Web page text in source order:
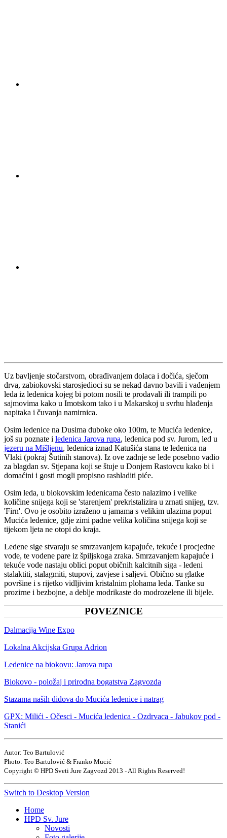
Uz bavljenje stočarstvom, obrađivanjem dolaca i dočića, sječom
drva, zabiokovski starosjedioci su se nekad davno bavili i vađenjem
leda iz ledenica kojeg bi potom nosili te prodavali ili trampili po
sajmovima kako u Imotskom tako i u Makarskoj u svrhu hlađenja
napitaka i čuvanja namirnica.
Osim ledenice na Dusima duboke oko 100m, te Mucića ledenice,
još su poznate i ledenica Jarova rupa, ledenica pod sv. Jurom, led u
jezeru na Mišljenu, ledenica iznad Katušića stana te ledenica na
Vlaki (pokraj Šutinih stanova). Iz ove zadnje se lede posebno vadio
za blagdan sv. Stjepana koji se štuje u Donjem Rastovcu kako bi i
domaćini i gosti mogli propisno rashladiti piće.
Osim leda, u biokovskim ledenicama često nalazimo i velike
količine snijega koji se 'starenjem' prekristalizira u zrnati snijeg, tzv.
'Firn'. Ovo je osobito izraženo u jamama s velikim ulazima poput
Mucića ledenice, gdje zimi padne velika količina snijega koji se
tijekom ljeta ne otopi do kraja.
Ledene sige stvaraju se smrzavanjem kapajuće, tekuće i procjedne
vode, te vodene pare iz špiljskoga zraka. Smrzavanjem kapajuće i
tekuće vode nastaju oblici poput običnih kalcitnih siga - ledeni
stalaktiti, stalagmiti, stupovi, zavjese i saljevi. Obično su glatke
površine i s rijetko vidljivim kristalnim plohama leda. Tanke su
prozirne i bezbojne, a deblje modrikaste do modrozelene ili bijele.
POVEZNICE
Dalmacija Wine Expo
Lokalna Akcijska Grupa Adrion
Ledenice na biokovu: Jarova rupa
Biokovo - položaj i prirodna bogatstva Zagvozda
Stazama naših didova do Mucića ledenice i natrag
GPX: Milići - Očesci - Mucića ledenica - Ozdrvaca - Jabukov pod -
Stanići
Autor: Teo Bartulović
Photo: Teo Bartulović & Franko Mucić
Copyright © HPD Sveti Jure Zagvozd 2013 - All Rights Reserved!
Switch to Desktop Version
Home
HPD Sv. Jure
Novosti